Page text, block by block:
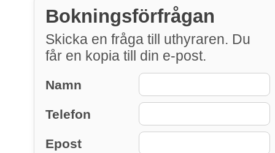
Bokningsförfrågan
Skicka en fråga till uthyraren. Du
får en kopia till din e-post.
Namn
Telefon
Epost